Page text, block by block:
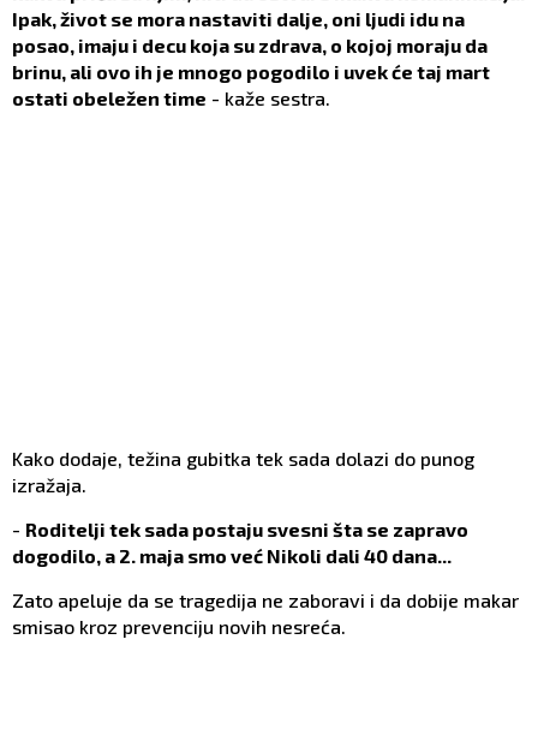
Ipak, život se mora nastaviti dalje, oni ljudi idu na
posao, imaju i decu koja su zdrava, o kojoj moraju da
brinu, ali ovo ih je mnogo pogodilo i uvek će taj mart
ostati obeležen time - kaže sestra.
Kako dodaje, težina gubitka tek sada dolazi do punog
izražaja.
- Roditelji tek sada postaju svesni šta se zapravo
dogodilo, a 2. maja smo već Nikoli dali 40 dana...
Zato apeluje da se tragedija ne zaboravi i da dobije makar
smisao kroz prevenciju novih nesreća.